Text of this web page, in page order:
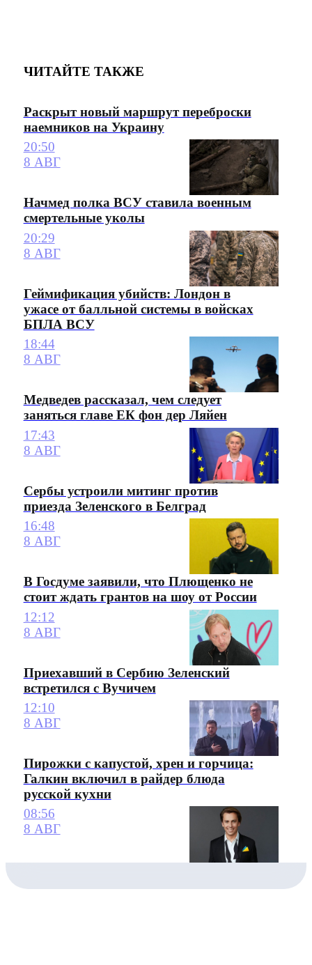
ЧИТАЙТЕ ТАКЖЕ
Раскрыт новый маршрут переброски
наемников на Украину
20:50
8 АВГ
Начмед полка ВСУ ставила военным
смертельные уколы
20:29
8 АВГ
Геймификация убийств: Лондон в
ужасе от балльной системы в войсках
БПЛА ВСУ
18:44
8 АВГ
Медведев рассказал, чем следует
заняться главе ЕК фон дер Ляйен
17:43
8 АВГ
Сербы устроили митинг против
приезда Зеленского в Белград
16:48
8 АВГ
В Госдуме заявили, что Плющенко не
стоит ждать грантов на шоу от России
12:12
8 АВГ
Приехавший в Сербию Зеленский
встретился с Вучичем
12:10
8 АВГ
Пирожки с капустой, хрен и горчица:
Галкин включил в райдер блюда
русской кухни
08:56
8 АВГ